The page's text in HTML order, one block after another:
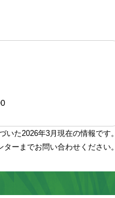
た2026年3月現在の情報です。
ーまでお問い合わせください。